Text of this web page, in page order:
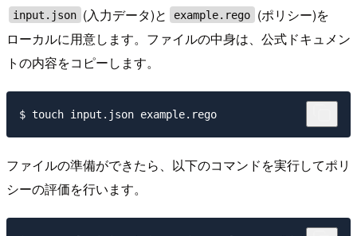
input.json (入力データ)と example.rego
(ポリシー)を
ローカルに用意します。ファイルの中身は、公式ドキュメン
トの内容をコピーします。
ファイルの準備ができたら、以下のコマンドを実行してポリ
シーの評価を行います。